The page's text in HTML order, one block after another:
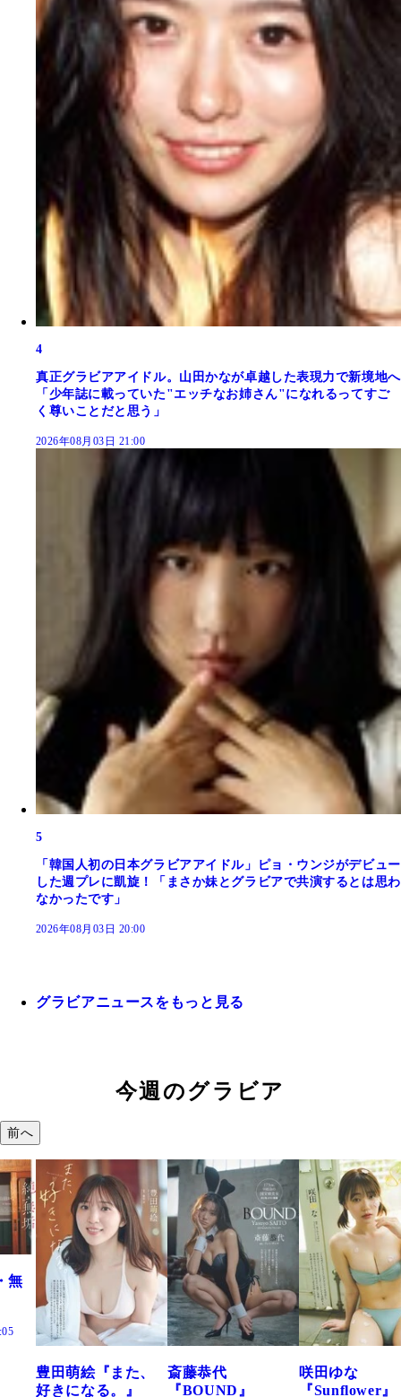
4
真正グラビアアイドル。山田かなが卓越した表現力で新境地へ
「少年誌に載っていた"エッチなお姉さん"になれるってすご
く尊いことだと思う」
2026年08月03日 21:00
5
「韓国人初の日本グラビアアイドル」ピョ・ウンジがデビュー
した週プレに凱旋！「まさか妹とグラビアで共演するとは思わ
なかったです」
2026年08月03日 20:00
グラビアニュースをもっと見る
今週のグラビア
前へ
た、
斎藤恭代
『BOUND』
咲田ゆな
『Sunflower』
藤水咲桜『
だまり』